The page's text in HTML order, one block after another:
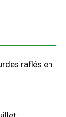
raflés en
: